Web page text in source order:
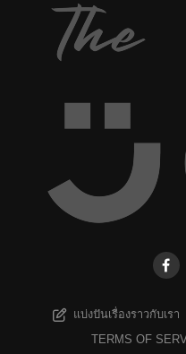
แบ่งปันเรื่องราวกับเรา
TERMS OF